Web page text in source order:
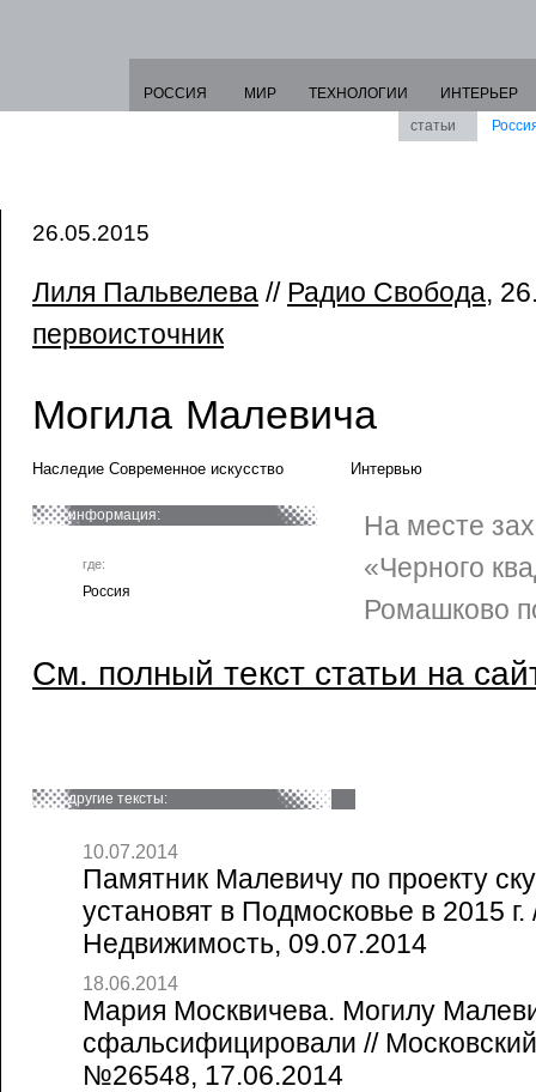
РОССИЯ МИР ТЕХНОЛОГИИ
ИНТЕРЬЕР
статьи
26.05.2015
Лиля Пальвелева // Радио Свобода,
первоисточник
Могила Малевича
Наследие Современное искусство Интервью
информация:
где:
Россия
На месте
«Черного
Ромашково
См. полный текст статьи на
другие тексты:
10.07.2014
Памятник Малевичу по проекту
установят в Подмосковье в 2015
Недвижимость, 09.07.2014
18.06.2014
Мария Москвичева. Могилу
сфальсифицировали //
№26548, 17.06.2014